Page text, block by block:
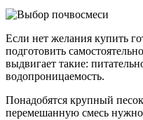
Если нет желания купить
подготовить
выдвигает такие:
водопроницаемость.
Понадобятся крупный
перемешанную смесь нужно